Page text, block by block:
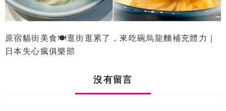
原宿貓街美食🍽逛街逛累了，來吃碗烏龍麵補充體力｜
日本失心瘋俱樂部
沒有留言